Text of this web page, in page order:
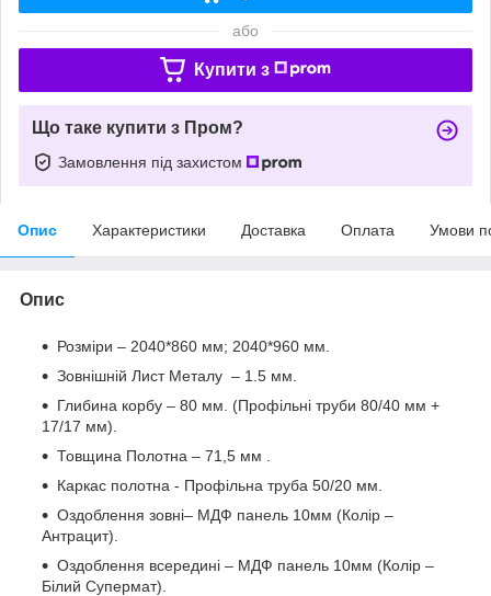
або
Купити з
Що таке купити з Пром?
Замовлення під захистом
Опис Характеристики Доставка Оплата Умови
Опис
Розміри – 2040*860 мм; 2040*960 мм.
Зовнішній Лист Металу – 1.5 мм.
Глибина корбу – 80 мм. (Профільні труби 80/40 мм +
17/17 мм).
Товщина Полотна – 71,5 мм .
Каркас полотна - Профільна труба 50/20 мм.
Оздоблення зовні– МДФ панель 10мм (Колір –
Антрацит).
Оздоблення всередині – МДФ панель 10мм (Колір –
Білий Супермат).